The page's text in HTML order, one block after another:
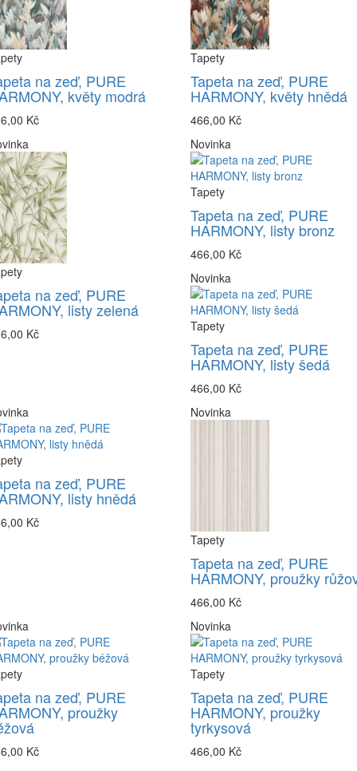
na zeď, PURE
květy modrá
Kč
Tapety
Tapeta na zeď, PURE
HARMONY, květy hnědá
466,00 Kč
na zeď, PURE
listy zelená
Kč
Novinka
Tapety
Tapeta na zeď, PURE
HARMONY, listy bronz
466,00 Kč
Novinka
Tapety
Tapeta na zeď, PURE
HARMONY, listy šedá
466,00 Kč
na zeď, PURE
listy hnědá
Kč
Novinka
Tapety
Tapeta na zeď, PURE
HARMONY, proužky
466,00 Kč
na zeď, PURE
proužky
Kč
Novinka
Tapety
Tapeta na zeď, PURE
HARMONY, proužky
tyrkysová
466,00 Kč